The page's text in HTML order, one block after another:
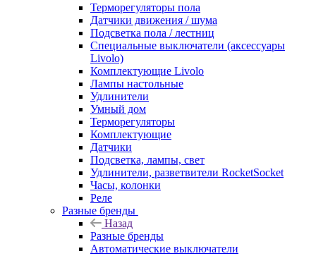
Терморегуляторы пола
Датчики движения / шума
Подсветка пола / лестниц
Специальные выключатели (аксессуары
Livolo)
Комплектующие Livolo
Лампы настольные
Удлинители
Умный дом
Терморегуляторы
Комплектующие
Датчики
Подсветка, лампы, свет
Удлинители, разветвители RocketSocket
Часы, колонки
Реле
Разные бренды
Назад
Разные бренды
Автоматические выключатели